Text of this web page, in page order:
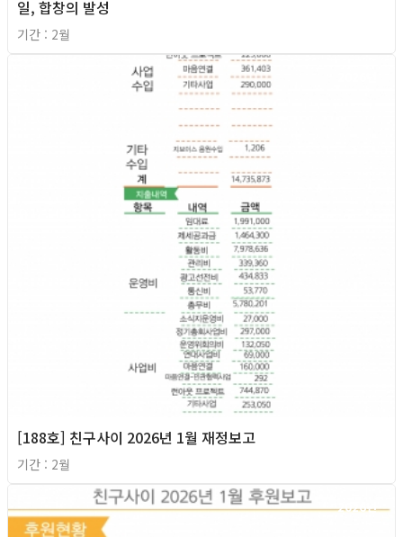
일, 합창의 발성
기간 : 2월
[188호] 친구사이 2026년 1월 재정보고
기간 : 2월
2026년